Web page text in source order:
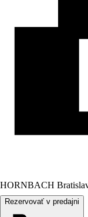
HORNBACH
Rezervovať v predajni